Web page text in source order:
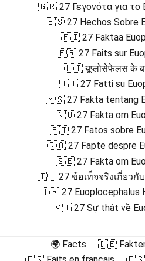
🇬🇷 27 Γεγονότα για το
🇪🇸 27 Hechos Sobre
🇫🇮 27 Faktaa
🇫🇷 27 Faits sur
🇭🇮 यूप्लोसेफेलस के
🇮🇹 27 Fatti su
🇲🇸 27 Fakta tentang
🇳🇴 27 Fakta om
🇵🇹 27 Fatos sobre
🇷🇴 27 Fapte despre
🇸🇪 27 Fakta om
🇹🇭 27 ข้อเท็จจริงเกี่ยวกั
🇹🇷 27 Euoplocephalus
🇻🇮 27 Sự thật về
🌍 Facts
🇩🇪